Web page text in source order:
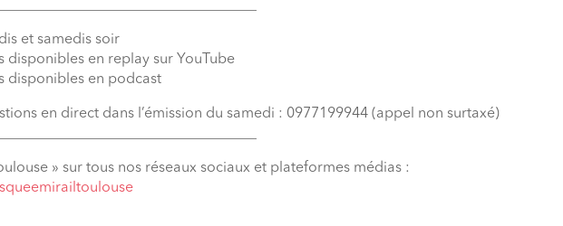
et samedis soir
disponibles en replay sur YouTube
disponibles en podcast
en direct dans l’émission du samedi : 0977199944 (appel non surtaxé)
» sur tous nos réseaux sociaux et plateformes médias :